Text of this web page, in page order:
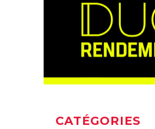
CATÉGORIES